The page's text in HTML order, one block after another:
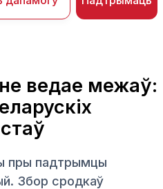
ведае межаў:
пры падтрымцы
Збор сродкаў